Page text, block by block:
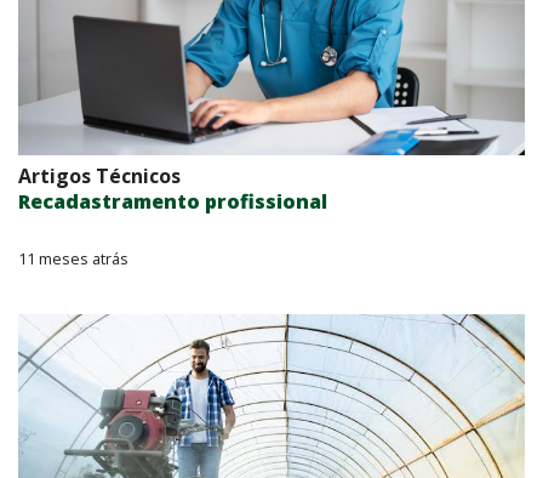
Artigos Técnicos
Recadastramento profissional
11 meses atrás